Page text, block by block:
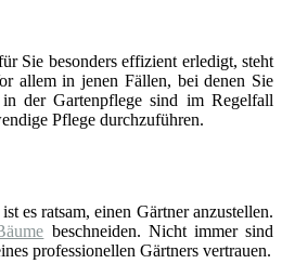
Sie besonders effizient erledigt, steht
allem in jenen Fällen, bei denen Sie
der Gartenpflege sind im Regelfall
Pflege durchzuführen.
es ratsam, einen Gärtner anzustellen.
beschneiden. Nicht immer sind
professionellen Gärtners vertrauen.